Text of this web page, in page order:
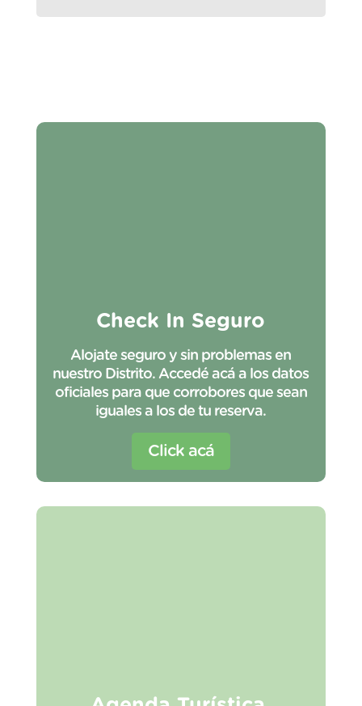
Check In Seguro
Alojate seguro y sin problemas en
nuestro Distrito. Accedé acá a los datos
oficiales para que corrobores que sean
iguales a los de tu reserva.
Click acá